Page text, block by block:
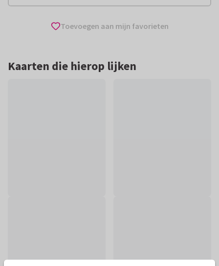
Toevoegen aan mijn favorieten
Kaarten die hierop lijken